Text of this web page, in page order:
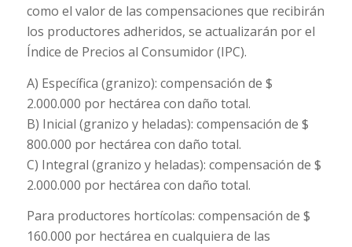
como el valor de las compensaciones que recibirán
los productores adheridos, se actualizarán por el
Índice de Precios al Consumidor (IPC).
A) Específica (granizo): compensación de $
2.000.000 por hectárea con daño total.
B) Inicial (granizo y heladas): compensación de $
800.000 por hectárea con daño total.
C) Integral (granizo y heladas): compensación de $
2.000.000 por hectárea con daño total.
Para productores hortícolas: compensación de $
160.000 por hectárea en cualquiera de las